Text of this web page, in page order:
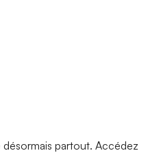
partout. Accédez